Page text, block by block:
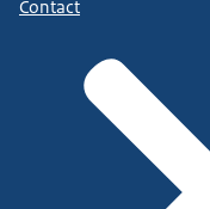
Contact